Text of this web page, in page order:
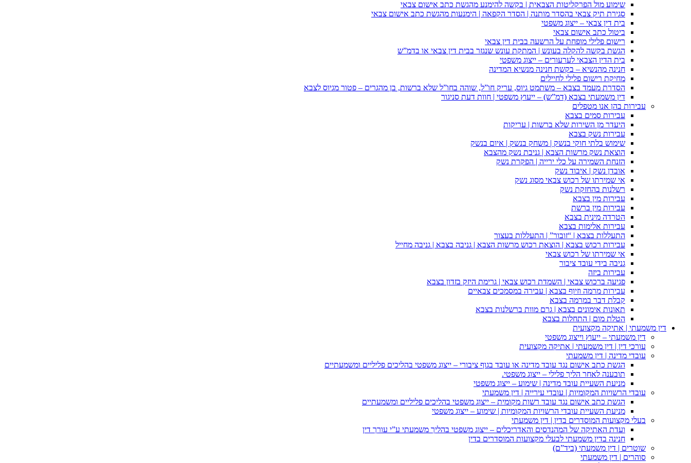
שימוע מול הפרקליטות הצבאית | בקשה להימנע מהגשת כתב אישום צבאי
סגירת תיק צבאי בהסדר מותנה | הסדר הקפאה | הימנעות מהגשת כתב אישום צבאי
בית דין צבאי – ייצוג משפטי
ביטול כתב אישום צבאי
רישום פלילי מופחת על הרשעה בבית דין צבאי
הגשת בקשה להקלה בעונש | המתקת עונש שנגזר בבית דין צבאי או בדמ”ש
בית הדין הצבאי לערעורים – ייצוג משפטי
חנינה מהנשיא – בקשת חנינה מנשיא המדינה
מחיקת רישום פלילי לחיילים
הסדרת מעמד בצבא – משתמט גיוס, עריק חו”ל, שוהה בחו”ל שלא ברשות, בן מהגרים – פטור מגיוס לצבא
דין משמעתי בצבא (דמ”ש) – ייעוץ משפטי | חוות דעת סניגור
עבירות בהן אנו מטפלים
עבירות סמים בצבא
היעדר מן השירות שלא ברשות | עריקות
עבירות נשק בצבא
שימוש בלתי חוקי בנשק | משחק בנשק | איום בנשק
הוצאת נשק מרשות הצבא | גניבת נשק מהצבא
הזנחת השמירה על כלי ירייה | הפקרת נשק
אובדן נשק | איבוד נשק
אי שמירתו של רכוש צבאי מסוג נשק
רשלנות בהחזקת נשק
עבירות מין בצבא
עבירות מין ברשת
הטרדה מינית בצבא
עבירות אלימות בצבא
התעללות בצבא | “זובור” | התעללות בעצור
עבירות רכוש בצבא | הוצאת רכוש מרשות הצבא | גניבה בצבא | גניבה מחייל
אי שמירתו של רכוש צבאי
גניבה בידי עובד ציבור
עבירות ביזה
פגיעה ברכוש צבאי | השמדת רכוש צבאי | גרימת היזק בזדון בצבא
עבירות מרמה וזיוף בצבא | עבירה במסמכים צבאיים
קבלת דבר במרמה בצבא
תאונות אימונים בצבא | גרם מוות ברשלנות בצבא
הטלת מום | התחלות בצבא
דין משמעתי | אתיקה מקצועית
דין משמעתי – ייעוץ וייצוג משפטי
עורכי דין | דין משמעתי | אתיקה מקצועית
עובדי מדינה | דין משמעתי
הגשת כתב אישום נגד עובד מדינה או עובד בגוף ציבורי – ייצוג משפטי בהליכים פליליים ומשמעתיים
תובענה לאחר הליך פלילי – ייצוג משפטי.
מניעת השעיית עובד מדינה | שימוע – ייצוג משפטי
עובדי הרשויות המקומיות | עובדי עירייה | דין משמעתי
הגשת כתב אישום נגד עובד רשות מקומית – ייצוג משפטי בהליכים פליליים ומשמעתיים
מניעת השעיית עובדי הרשויות המקומיות | שימוע – ייצוג משפטי
בעלי מקצועות המוסדרים בדין | דין משמעתי
ועדת האתיקה של המהנדסים והאדריכלים – ייצוג משפטי בהליך משמעתי ע”י עורך דין
חנינה בדין משמעתי לבעלי מקצועות המוסדרים בדין
שוטרים | דין משמעתי (ביד”ם)
סוהרים | דין משמעתי